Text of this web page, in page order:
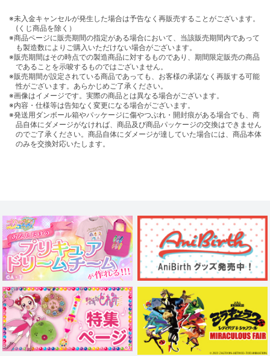
※未入金キャンセルが発生した場合は予告なく再販売することがございます。
(くじ商品を除く）
※商品ページに販売期間の指定がある場合において、当該販売期間内であって
も製造数によりご購入いただけない場合がございます。
※販売期間はその時点での製造商品に対するものであり、期間限定販売の商品
であることを示唆するものではございません。
※販売期間が設定されている商品であっても、お客様の承諾なく再販する可能
性がございます。あらかじめご了承ください。
※画像はイメージです。実際の商品とは異なる場合がございます。
※内容・仕様等は告知なく変更になる場合がございます。
※発送用ダンボール箱やパッケージに傷やつぶれ・開封痕がある場合でも、商
品自体にダメージがなければ、商品及び商品パッケージの交換はできません
のでご了承ください。商品自体にダメージが達していた場合には、商品本体
のみを交換対応いたします。